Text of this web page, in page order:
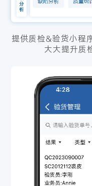
提供质检&验货小程
大大提升质